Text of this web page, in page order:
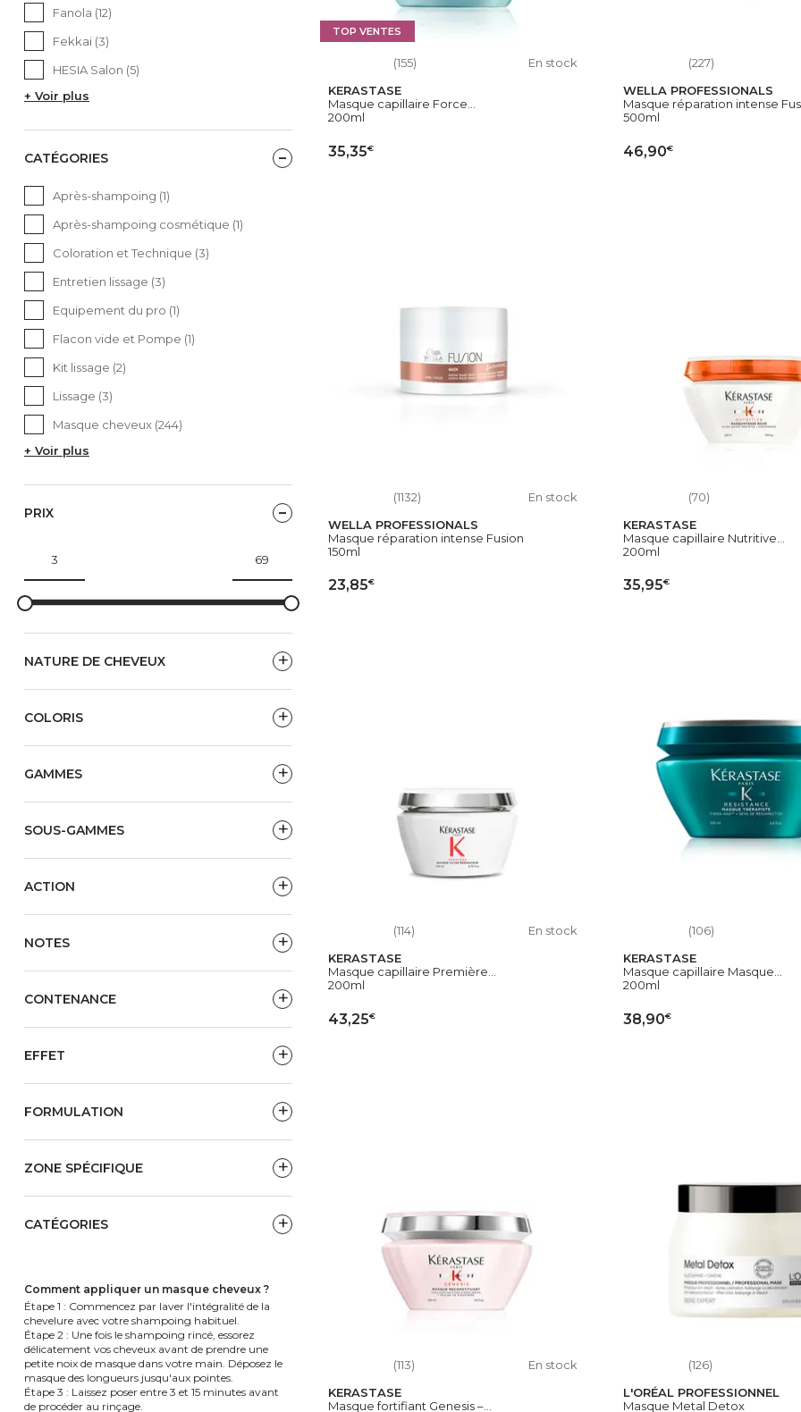
TOP VENTES
(155)
En stock
KERASTASE
Masque capillaire Force...
200ml
35,35€
(227)
WELLA PROFESSIONALS
Masque réparation intense
500ml
46,90€
(1132)
En stock
WELLA PROFESSIONALS
Masque réparation intense Fusion
150ml
23,85€
(70)
KERASTASE
Masque capillaire Nutritive...
200ml
35,95€
(114)
En stock
KERASTASE
Masque capillaire Première...
200ml
43,25€
(106)
KERASTASE
Masque capillaire Masque...
200ml
38,90€
(113)
En stock
KERASTASE
Masque fortifiant Genesis –...
(126)
L'ORÉAL PROFESSIONNEL
Masque Metal Detox
Fanola (12)
Fekkai (3)
HESIA Salon (5)
+ Voir plus
CATÉGORIES
Après-shampoing (1)
Après-shampoing cosmétique (1)
Coloration et Technique (3)
Entretien lissage (3)
Equipement du pro (1)
Flacon vide et Pompe (1)
Kit lissage (2)
Lissage (3)
Masque cheveux (244)
+ Voir plus
PRIX
NATURE DE CHEVEUX
COLORIS
GAMMES
SOUS-GAMMES
ACTION
NOTES
CONTENANCE
EFFET
FORMULATION
ZONE SPÉCIFIQUE
CATÉGORIES
comment appliquer un masque cheveux ?
Étape 1 : Commencez par laver l'intégralité de la
chevelure avec votre shampoing habituel.
Étape 2 : Une fois le shampoing rincé, essorez
délicatement vos cheveux avant de prendre une
petite noix de masque dans votre main. Déposez le
masque des longueurs jusqu'aux pointes.
Étape 3 : Laissez poser entre 3 et 15 minutes avant
de procéder au rinçage.